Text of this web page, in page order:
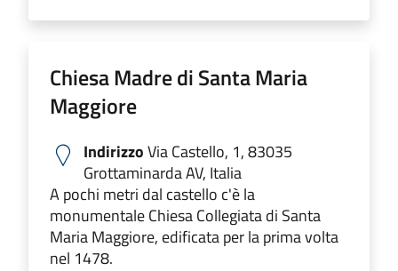
Chiesa Madre di Santa Maria
Maggiore
IndirizzoVia Castello, 1, 83035
Grottaminarda AV, Italia
A pochi metri dal castello c'è la
monumentale Chiesa Collegiata di Santa
Maria Maggiore, edificata per la prima volta
nel 1478.